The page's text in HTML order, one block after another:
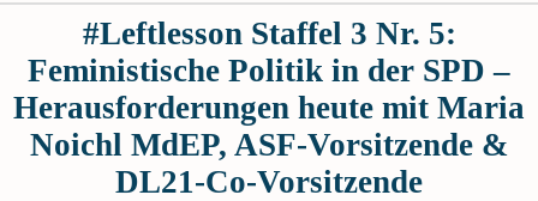
#Leftlesson Staffel 3 Nr. 5:
Feministische Politik in der SPD –
Herausforderungen heute mit Maria
Noichl MdEP, ASF-Vorsitzende &
DL21-Co-Vorsitzende